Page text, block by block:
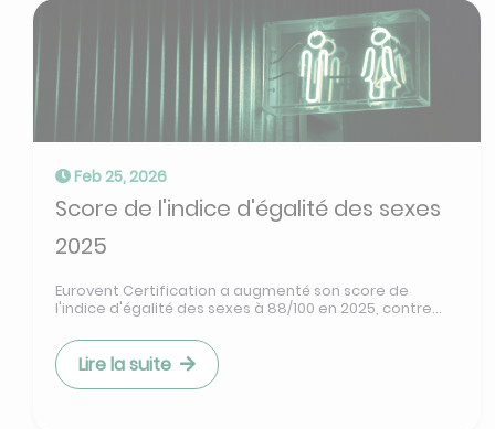
Feb 25, 2026
Score de l'indice d'égalité des sexes
2025
Eurovent Certification a augmenté son score de
l'indice d'égalité des sexes à 88/100 en 2025, contre...
Lire la suite